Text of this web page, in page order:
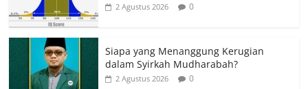
2 Agustus 2026 0
Siapa yang Menanggung Kerugian
dalam Syirkah Mudharabah?
2 Agustus 2026 0